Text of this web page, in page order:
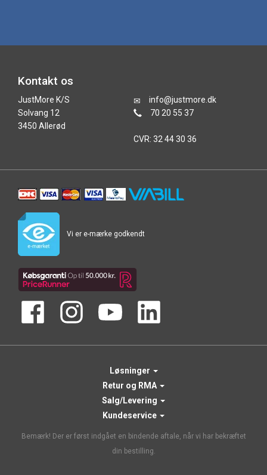
Kontakt os
JustMore K/S
Solvang 12
3450 Allerød
info@justmore.dk
70 20 55 37
CVR: 32 44 30 36
Vi er e-mærke godkendt
Løsninger
Retur og RMA
Salg/Levering
Kundeservice
Bemærk! Der er først indgået en bindende aftale, når vi har bekræftet
din bestilling.